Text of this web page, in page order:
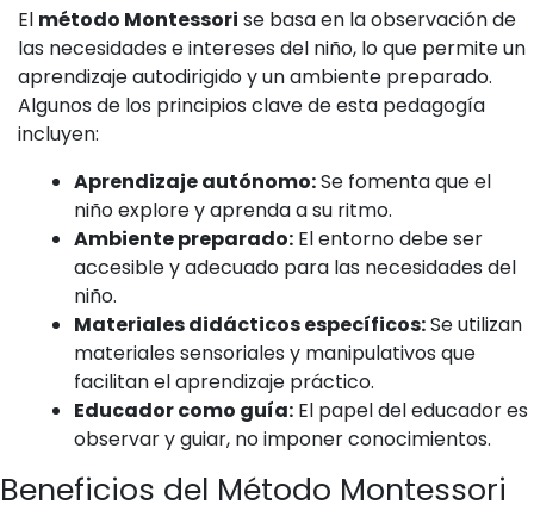
El método Montessori se basa en la observación de
las necesidades e intereses del niño, lo que permite un
aprendizaje autodirigido y un ambiente preparado.
Algunos de los principios clave de esta pedagogía
incluyen:
Aprendizaje autónomo:Se fomenta que el
niño explore y aprenda a su ritmo.
Ambiente preparado: El entorno debe ser
accesible y adecuado para las necesidades del
niño.
Materiales didácticos específicos:Se utilizan
materiales sensoriales y manipulativos que
facilitan el aprendizaje práctico.
Educador como guía: El papel del educador es
observar y guiar, no imponer conocimientos.
Beneficios del Método Montessori